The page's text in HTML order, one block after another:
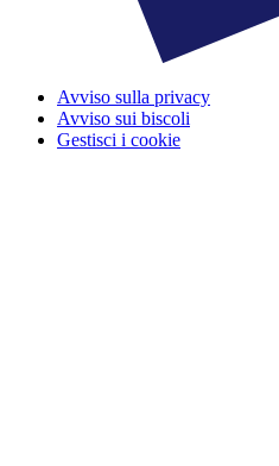
Avviso sulla privacy
Avviso sui biscoli
Gestisci i cookie